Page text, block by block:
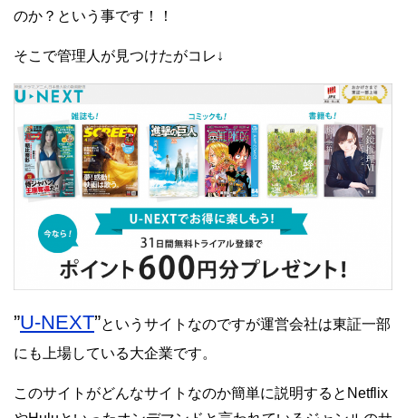
のか？という事です！！
そこで管理人が見つけたがコレ↓
”U-NEXT”というサイトなのですが運営会社は東証一部
にも上場している大企業です。
このサイトがどんなサイトなのか簡単に説明するとNetflix